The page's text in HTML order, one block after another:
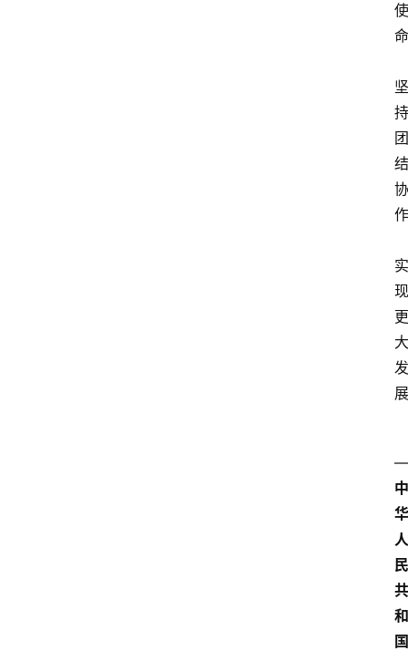
使
命
坚
持
团
结
协
作
实
现
更
大
发
展
—
中
华
人
民
共
和
国